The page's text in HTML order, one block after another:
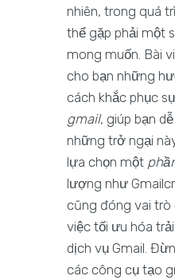
nhiên, trong quá
thể gặp phải một
mong muốn. Bài
cho bạn những
cách khắc phục
gmail, giúp bạn
những trở ngại
lựa chọn một
lượng như
cũng đóng vai
việc tối ưu hóa
dịch vụ Gmail.
các công cụ tạo